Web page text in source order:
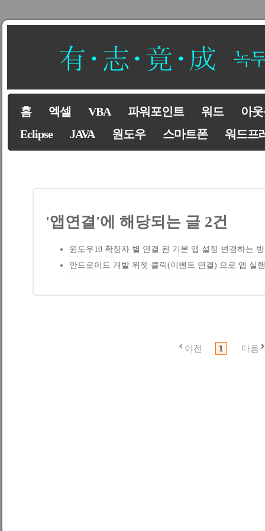
홈 엑셀 VBA 파워포인트 워드
아
Eclipse
JAVA 원도우 스마트폰 워드프
'앱연결'에 해당되는 글 2건
윈도우10 확장자 별 연결 된 기본 앱 설정 변경하는
안드로이드 개발 위젯 클릭(이벤트 연결) 으로 앱 실
이전 1 다음